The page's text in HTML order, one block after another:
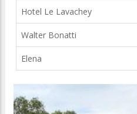
Hotel Le Lavachey
Walter Bonatti
Elena